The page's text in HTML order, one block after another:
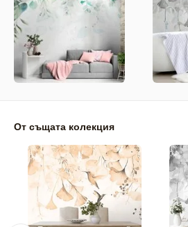
От същата колекция